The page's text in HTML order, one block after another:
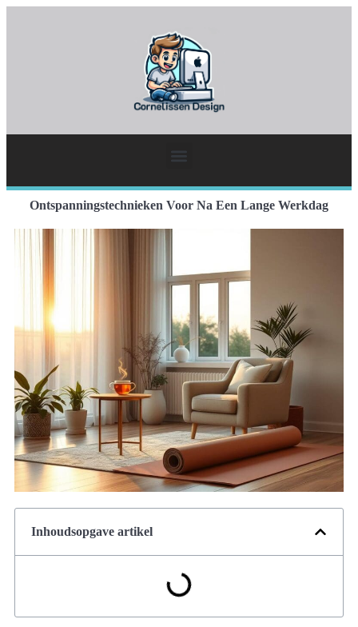
Ontspanningstechnieken Voor Na Een Lange Werkdag
Inhoudsopgave artikel